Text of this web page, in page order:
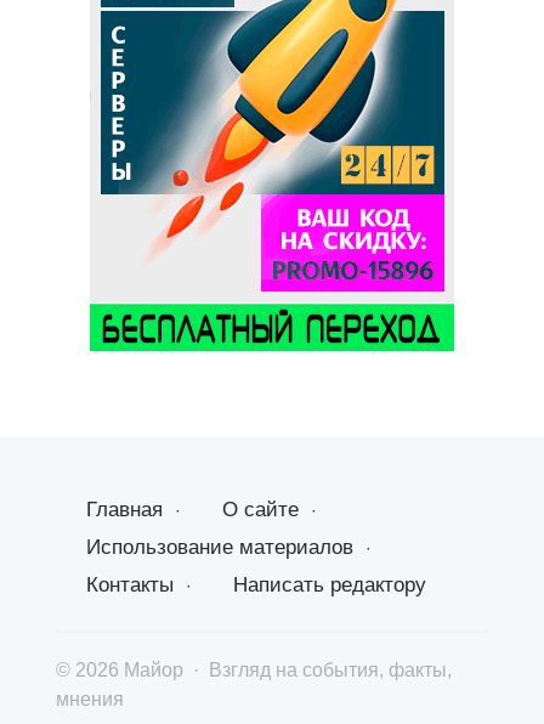
Главная
О сайте
Использование материалов
Контакты
Написать редактору
© 2026 Майор ·
Взгляд на события, факты,
мнения